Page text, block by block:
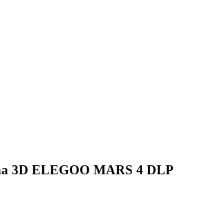
3D ELEGOO MARS 4 DLP